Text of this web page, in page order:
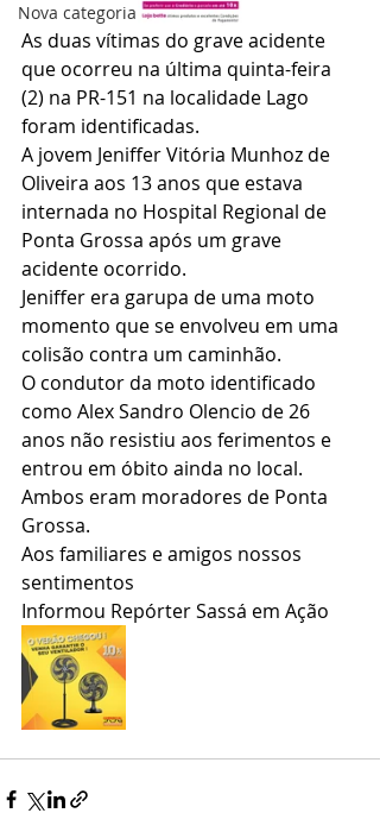
Nova categoria
As duas vítimas do grave acidente
que ocorreu na última quinta-feira
(2) na PR-151 na localidade Lago
foram identificadas.
A jovem Jeniffer Vitória Munhoz de
Oliveira aos 13 anos que estava
internada no Hospital Regional de
Ponta Grossa após um grave
acidente ocorrido.
Jeniffer era garupa de uma moto
momento que se envolveu em uma
colisão contra um caminhão.
O condutor da moto identificado
como Alex Sandro Olencio de 26
anos não resistiu aos ferimentos e
entrou em óbito ainda no local.
Ambos eram moradores de Ponta
Grossa.
Aos familiares e amigos nossos
sentimentos
Informou Repórter Sassá em Ação